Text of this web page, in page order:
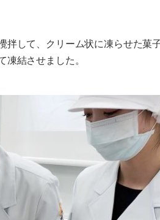
して、クリーム状に凍らせた菓子
結させました。